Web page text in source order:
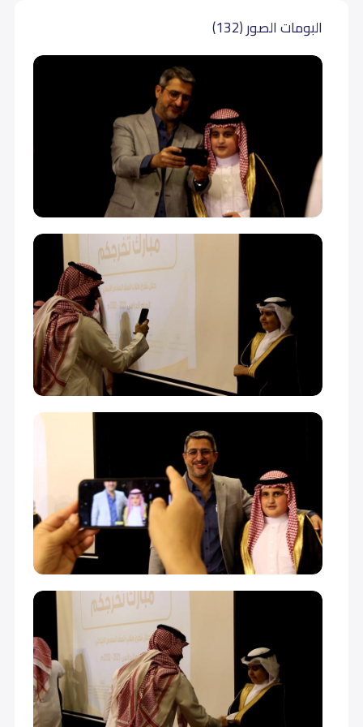
ثالث متوسط (Grade 9)
ثاني ثانوي (Grade 11) 25,000
ثالث ثانوي (Grade 12) 25,000
البومات الصور (132)